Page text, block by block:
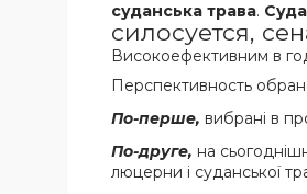
суданська трава.
силосуется,
Високоефективним в
П ерспективность
По-перше, вибрані в
По-друге, на
люцерни і суданської